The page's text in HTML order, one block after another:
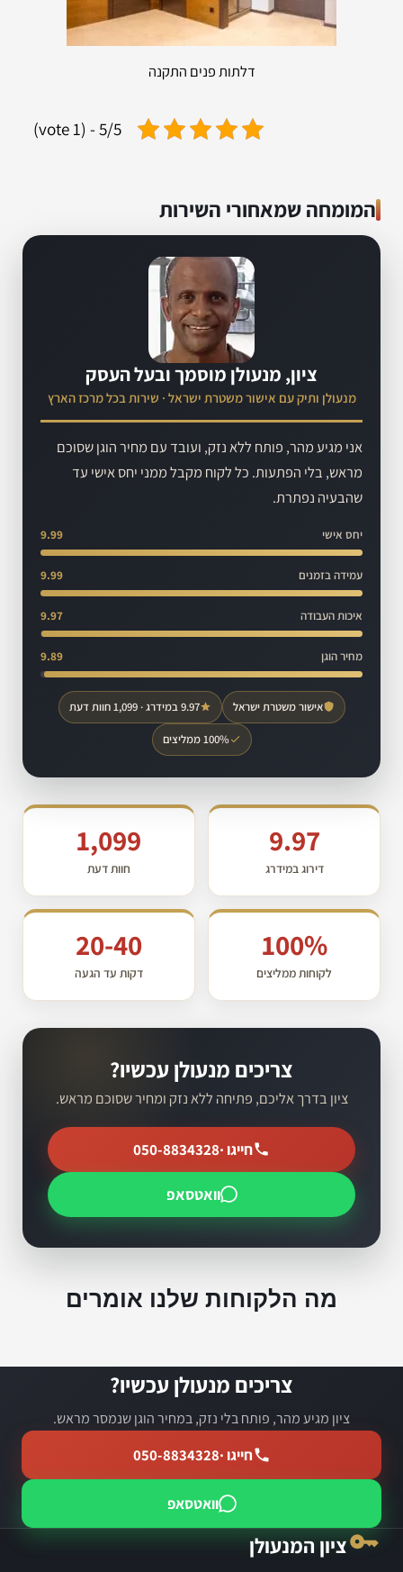
דלתות פנים התקנה
5/5 - (1 vote)
המומחה שמאחורי השירות
ציון, מנעולן מוסמך ובעל העסק
מנעולן ותיק עם אישור משטרת ישראל · שירות בכל מרכז הארץ
אני מגיע מהר, פותח ללא נזק, ועובד עם מחיר הוגן שסוכם
מראש, בלי הפתעות. כל לקוח מקבל ממני יחס אישי עד
שהבעיה נפתרת.
יחס אישי 9.99
עמידה בזמנים 9.99
איכות העבודה 9.97
מחיר הוגן 9.89
אישור משטרת ישראל 9.97 במידרג · 1,099 חוות דעת
100% ממליצים
9.97
דירוג במידרג
1,099
חוות דעת
100%
לקוחות ממליצים
20-40
דקות עד הגעה
צריכים מנעולן עכשיו?
ציון בדרך אליכם, פתיחה ללא נזק ומחיר שסוכם מראש.
חייגו ·050-8834328
וואטסאפ
מה הלקוחות שלנו אומרים
צריכים מנעולן עכשיו?
ציון מגיע מהר, פותח בלי נזק, במחיר הוגן שנמסר מראש.
חייגו ·050-8834328
וואטסאפ
ציון המנעולן